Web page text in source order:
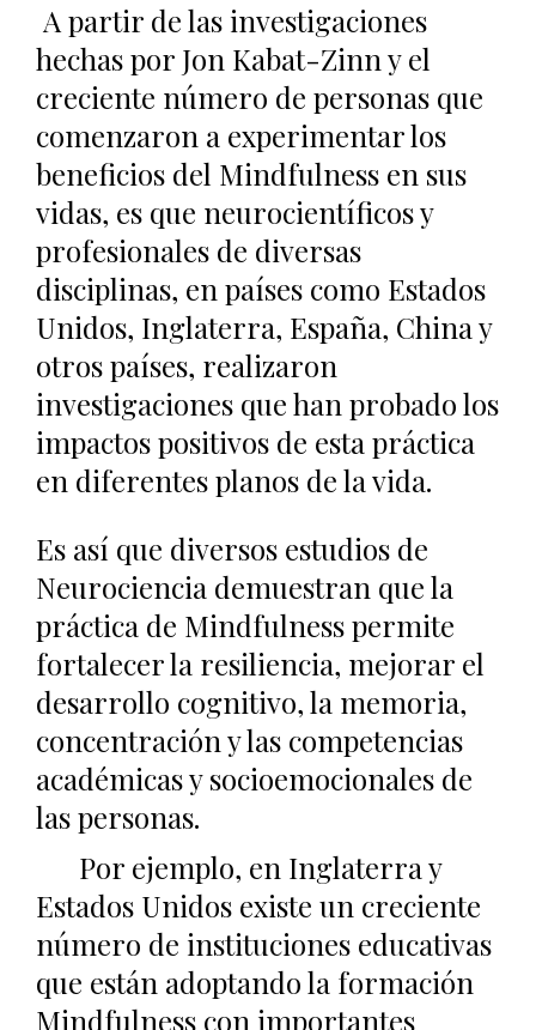
A partir de las investigaciones
hechas por Jon Kabat-Zinn y el
creciente número de personas que
comenzaron a experimentar los
beneficios del Mindfulness en sus
vidas, es que neurocientíficos y
profesionales de diversas
disciplinas, en países como Estados
Unidos, Inglaterra, España, China y
otros países, realizaron
investigaciones que han probado los
impactos positivos de esta práctica
en diferentes planos de la vida.
Es así que diversos estudios de
Neurociencia demuestran que la
práctica de Mindfulness permite
fortalecer la resiliencia, mejorar el
desarrollo cognitivo, la memoria,
concentración y las competencias
académicas y socioemocionales de
las personas.
Por ejemplo, en Inglaterra y
Estados Unidos existe un creciente
número de instituciones educativas
que están adoptando la formación
Mindfulness con importantes